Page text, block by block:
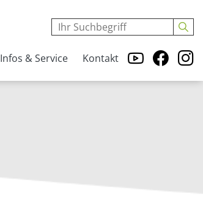
Infos & Service Kontakt